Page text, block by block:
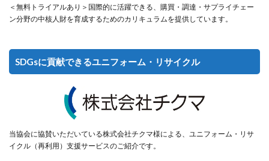
＜無料トライアルあり＞国際的に活躍できる、購買・調達・サプライチェー
ン分野の中核人財を育成するためのカリキュラムを提供しています。
SDGsに貢献できるユニフォーム・リサイクル
当協会に協賛いただいている株式会社チクマ様による、ユニフォーム・リサ
イクル（再利用）支援サービスのご紹介です。